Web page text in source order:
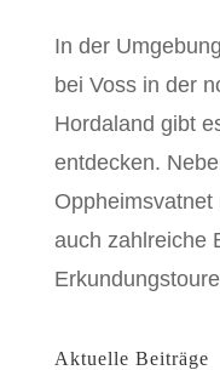
In der
bei Voss in der
Hordaland gibt
entdecken.
auch zahlreiche
Aktuelle Beiträge